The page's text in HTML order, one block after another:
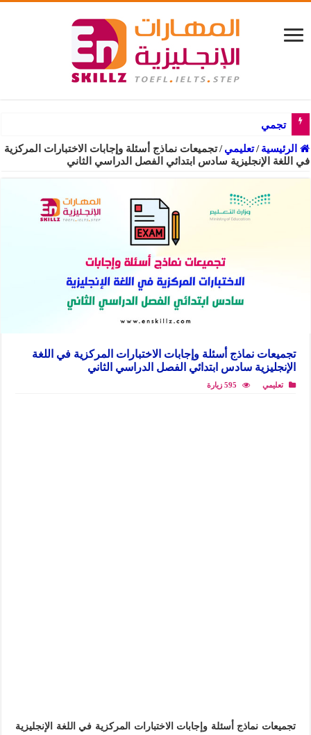
تجميعات أسئلة جرامر ا
الرئيسية / تعليمي / تجميعات نماذج أسئلة وإجابات الاختبارات المركزية
في اللغة الإنجليزية سادس ابتدائي الفصل الدراسي الثاني
تجميعات نماذج أسئلة وإجابات الاختبارات المركزية في اللغة
الإنجليزية سادس ابتدائي الفصل الدراسي الثاني
تعليمي 595 زيارة
تجميعات نماذج أسئلة وإجابات الاختبارات المركزية في اللغة الإنجليزية